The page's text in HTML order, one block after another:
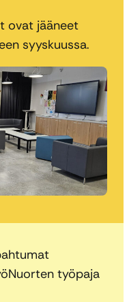
ovat jääneet
syyskuussa.
Nuorten työpaja